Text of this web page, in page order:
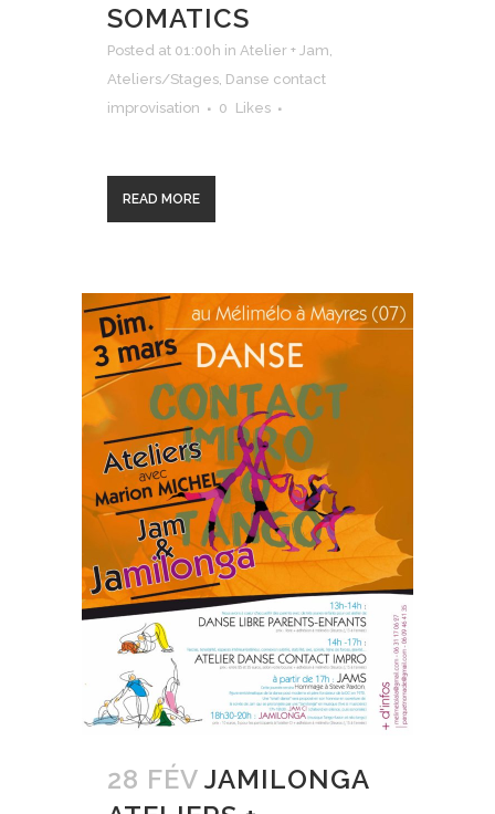
SOMATICS
Posted at 01:00h in Atelier + Jam
Ateliers/Stages Danse contact
improvisation
0 Likes
READ MORE
28 FÉV JAMILONGA